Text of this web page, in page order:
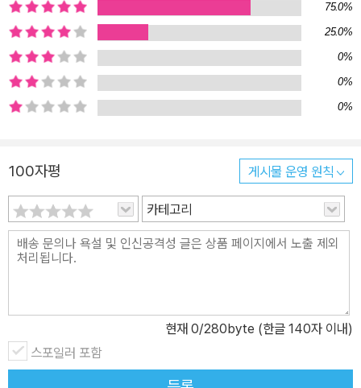
75.0%
25.0%
0%
0%
0%
100자평 게시물 운영 원칙
카테고리
현재 0/280byte (한글 140자 이내)
스포일러 포함